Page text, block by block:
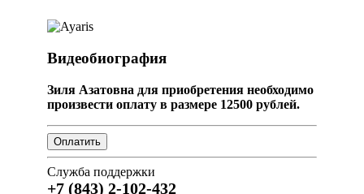
Видеобиография
Зиля Азатовна для приобретения необходимо
произвести оплату в размере 12500 рублей.
Служба поддержки
+7 (843) 2-102-432